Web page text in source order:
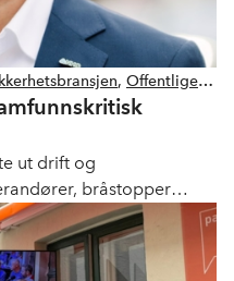
, Offentlige
og rekruttering
ut drift og
bråstopper
en ting. Pensjon.